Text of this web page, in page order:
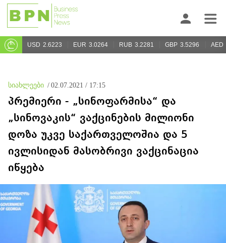
USD 2.6223 EUR 3.0264 RUB 3.2281 GBP 3.5296 AED
სიახლეები / 02.07.2021 / 17:15
პრემიერი - „სინოფარმისა“ და
„სინოვაკის“ ვაქცინების მილიონი
დოზა უკვე საქართველოშია და 5
ივლისიდან მასობრივი ვაქცინაცია
იწყება